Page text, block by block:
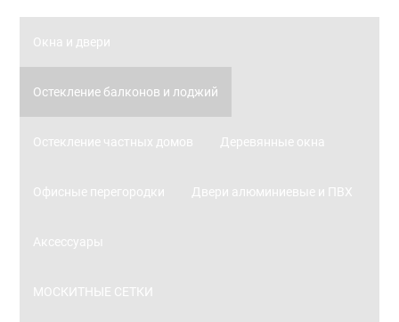
Окна и двери
Остекление балконов и лоджий
Остекление частных домов Деревянные окна
Офисные перегородки Двери алюминиевые и ПВХ
Аксессуары
МОСКИТНЫЕ СЕТКИ